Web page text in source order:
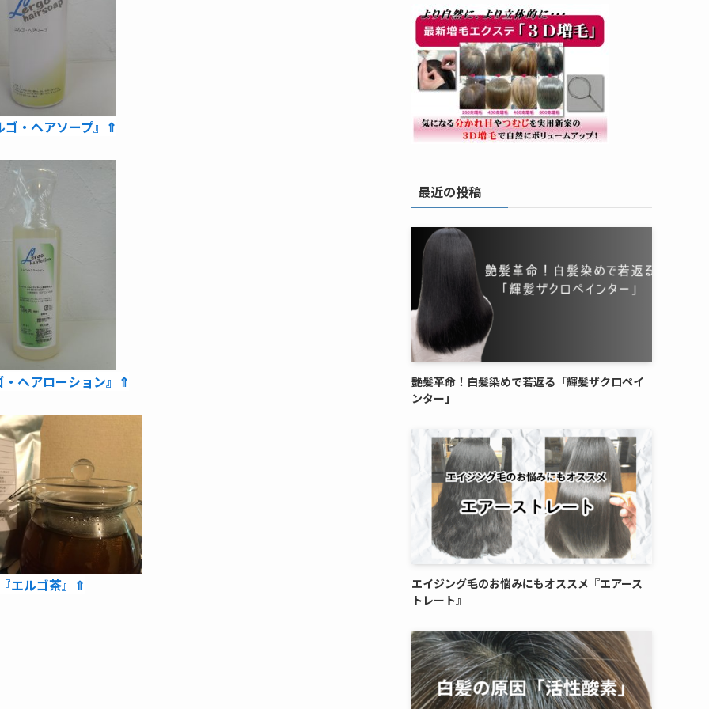
・ヘアソープ』⇑
ヘアローション』⇑
エルゴ茶』⇑
最近の投稿
艶髪革命！白髪染めで若返る「輝髪ザクロペイ
ンター」
エイジング毛のお悩みにもオススメ『エアース
トレート』